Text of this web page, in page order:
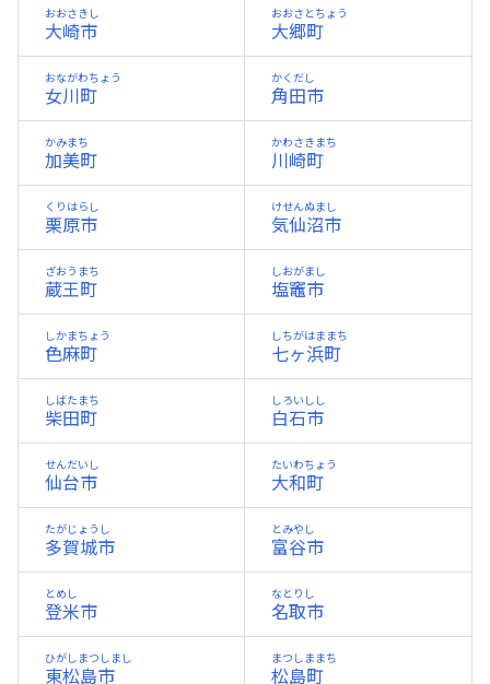
大崎市
おおさきし
大郷町
おおさとちょう
女川町
おながわちょう
角田市
かくだし
加美町
かみまち
川崎町
かわさきまち
栗原市
くりはらし
気仙沼市
けせんぬまし
蔵王町
ざおうまち
塩竈市
しおがまし
色麻町
しかまちょう
七ヶ浜町
しちがはままち
柴田町
しばたまち
白石市
しろいしし
仙台市
せんだいし
大和町
たいわちょう
多賀城市
たがじょうし
富谷市
とみやし
登米市
とめし
名取市
なとりし
東松島市
ひがしまつしまし
松島町
まつしままち